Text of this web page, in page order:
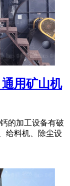
用矿山机
的加工设备有破
给料机、除尘设